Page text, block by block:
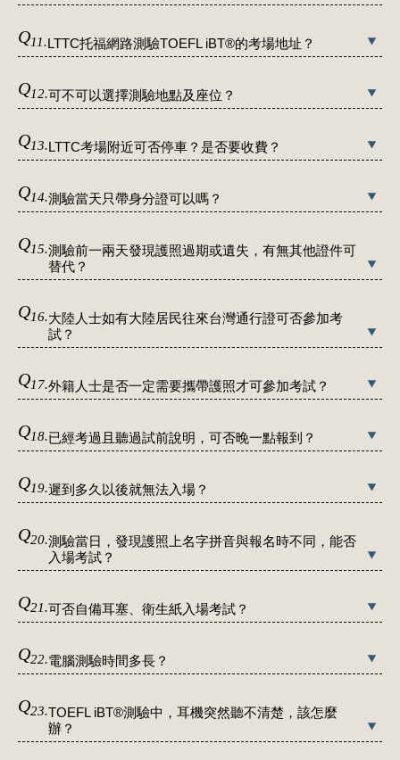
Q11.LTTC托福網路測驗TOEFL iBT®的考場地址？
Q12.可不可以選擇測驗地點及座位？
Q13.LTTC考場附近可否停車？是否要收費？
Q14.測驗當天只帶身分證可以嗎？
Q15.測驗前一兩天發現護照過期或遺失，有無其他證件可
替代？
Q16.大陸人士如有大陸居民往來台灣通行證可否參加考
試？
Q17.外籍人士是否一定需要攜帶護照才可參加考試？
Q18.已經考過且聽過試前說明，可否晚一點報到？
Q19.遲到多久以後就無法入場？
Q20.測驗當日，發現護照上名字拼音與報名時不同，能否
入場考試？
Q21.可否自備耳塞、衛生紙入場考試？
Q22.電腦測驗時間多長？
Q23.TOEFL iBT®測驗中，耳機突然聽不清楚，該怎麼
辦？